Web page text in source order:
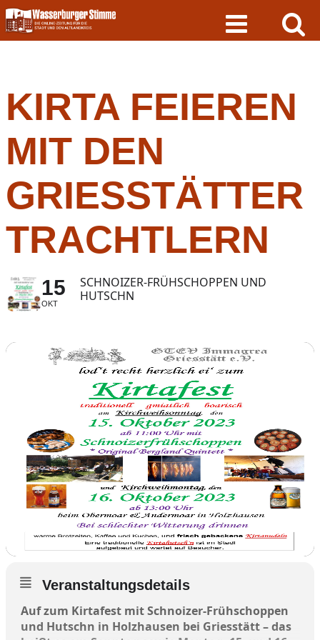
Skip
to
content
KIRTA FEIEREN
MIT DEN
GRIESSTÄTTER
TRACHTLERN
15
OKT
SCHNOIZER-FRÜHSCHOPPEN UND
HUTSCHN
Veranstaltungsdetails
Auf zum Kirtafest mit Schnoizer-Frühschoppen
und Hutschn in Holzhausen bei Griesstätt – das